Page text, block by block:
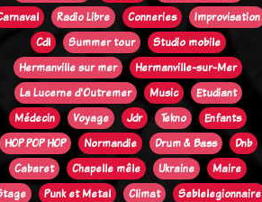
Radio Libre Conneries
Improvisation
Cdl
Summer tour
Studio mobile
Hermanville sur mer
Hermanville-sur-Mer
La Lucerne d'Outremer
Music
Etudiant
Médecin
Voyage Jdr Tekno
Enfants
HOP POP HOP
Normandie Drum & Bass
Dnb
Cabaret
Chapelle mêle Ukraine
Maire
Punk et Metal Climat
Seblelegionnaire